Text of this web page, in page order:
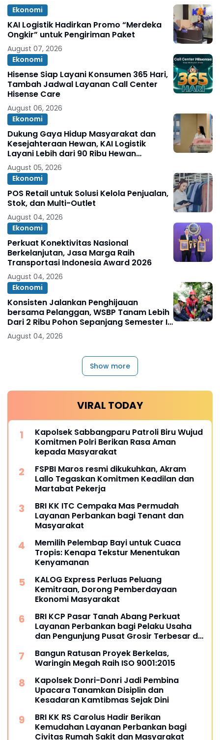
Ekonomi
KAI Logistik Hadirkan Promo “Merdeka
Ongkir” untuk Pengiriman Paket
August 07, 2026
Ekonomi
Hisense Siap Layani Konsumen 365 Hari,
Tambah Jadwal Layanan Call Center
Hisense Care
August 06, 2026
Ekonomi
Dukung Gaya Hidup Masyarakat dan
Kesejahteraan Hewan, KAI Logistik
Layani Lebih dari 90 Ribu Hewan
Peliharaan pada Semester I 2026
August 05, 2026
Ekonomi
POS Retail untuk Solusi Kelola Penjualan,
Stok, dan Multi-Outlet
August 04, 2026
Ekonomi
Perkuat Konektivitas Nasional
Berkelanjutan, Jasa Marga Raih
Transportasi Indonesia Award 2026
August 04, 2026
Ekonomi
Konsisten Jalankan Penghijauan
bersama Pelanggan, WSBP Tanam Lebih
Dari 2 Ribu Pohon Sepanjang Semester I
2026
August 04, 2026
Show more
VIRAL TODAY
Kapolsek Sabbangparu Patroli Biru Wujud
Komitmen Polri Berikan Rasa Aman
kepada Masyarakat
FSPBI Maros resmi dikukuhkan, Akram
Lallo Tegaskan Komitmen Keadilan dan
Martabat Pekerja
BRI KK ITC Cempaka Mas Permudah
Layanan Perbankan bagi Tenant dan
Masyarakat
Memilih Pelembap Bayi untuk Cuaca
Tropis: Kenapa Tekstur Menentukan
Kenyamanan
KALOG Express Perluas Peluang
Kemitraan, Dorong Pemberdayaan
Ekonomi Masyarakat
BRI KCP Pasar Tanah Abang Perkuat
Layanan Perbankan bagi Pelaku Usaha
dan Pengunjung Pusat Grosir Terbesar di
Bangun Ratusan Proyek Berkelas,
Waringin Megah Raih ISO 9001:2015
Kapolsek Donri-Donri Jadi Pembina
Upacara Tanamkan Disiplin dan
Kesadaran Kamtibmas Sejak Dini
BRI KK RS Carolus Hadir Berikan
Kemudahan Layanan Perbankan bagi
Civitas Rumah Sakit dan Masyarakat